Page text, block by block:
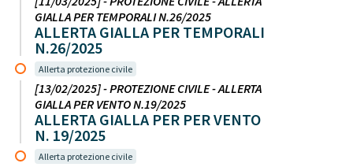
GIALLA PER TEMPORALI N.26/2025
ALLERTA GIALLA PER TEMPORALI
N.26/2025
Allerta protezione civile
[13/02/2025] - PROTEZIONE CIVILE - ALLERTA
GIALLA PER VENTO N.19/2025
ALLERTA GIALLA PER PER VENTO
N. 19/2025
Allerta protezione civile